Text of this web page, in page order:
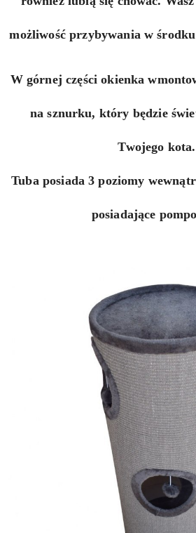
możliwość przybywania w
W górnej części okienka
na sznurku, który będzie
Twojego kota.
Tuba posiada 3 poziomy
posiadające